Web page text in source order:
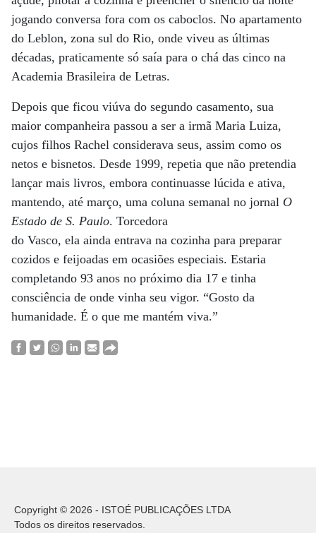
jogando conversa fora com os caboclos. No apartamento
do Leblon, zona sul do Rio, onde viveu as últimas
décadas, praticamente só saía para o chá das cinco na
Academia Brasileira de Letras.
Depois que ficou viúva do segundo casamento, sua
maior companheira passou a ser a irmã Maria Luiza,
cujos filhos Rachel considerava seus, assim como os
netos e bisnetos. Desde 1999, repetia que não pretendia
lançar mais livros, embora continuasse lúcida e ativa,
mantendo, até março, uma coluna semanal no jornal O
Estado de S. Paulo. Torcedora
do Vasco, ela ainda entrava na cozinha para preparar
cozidos e feijoadas em ocasiões especiais. Estaria
completando 93 anos no próximo dia 17 e tinha
consciência de onde vinha seu vigor. “Gosto da
humanidade. É o que me mantém viva.”
Copyright © 2026 - ISTOÉ PUBLICAÇÕES LTDA
Todos os direitos reservados.